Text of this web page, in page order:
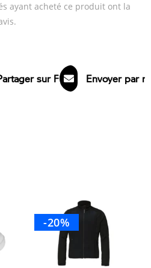
ayant acheté ce produit ont la
sur FacebookEnvoyer par
-20%